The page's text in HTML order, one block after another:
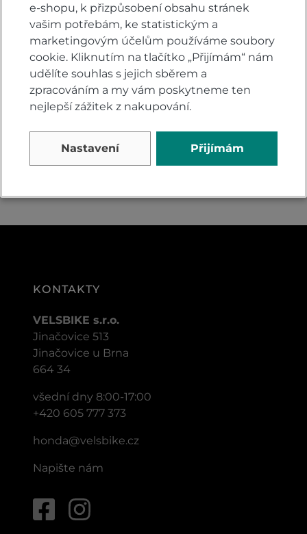
Honda CBR1000RR-R
Fireblade SP Matte
Pearl Morion Black
Na dotaz
652 900
Kč
DETAIL
KONTAKTY
VELSBIKE s.r.o.
Jinačovice 513
Jinačovice u Brna
664 34
všední dny 8:00-17:00
+420 605 777 373
honda@velsbike.cz
Napište nám
e-shopu, k přizpůsobení obsahu stránek
vašim potřebám, ke statistickým a
marketingovým účelům používáme soubory
cookie. Kliknutím na tlačítko „Přijímám“ nám
udělíte souhlas s jejich sběrem a
zpracováním a my vám poskytneme ten
nejlepší zážitek z nakupování.
Nastavení Přijímám